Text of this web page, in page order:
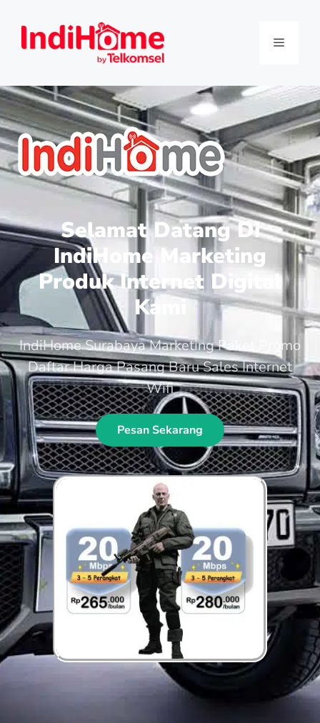
Selamat Datang Di
IndiHome Marketing
Produk Internet Digital
Kami
IndiHome Surabaya Marketing Paket Promo
Daftar Harga Pasang Baru Sales Internet
Wifi
Pesan Sekarang